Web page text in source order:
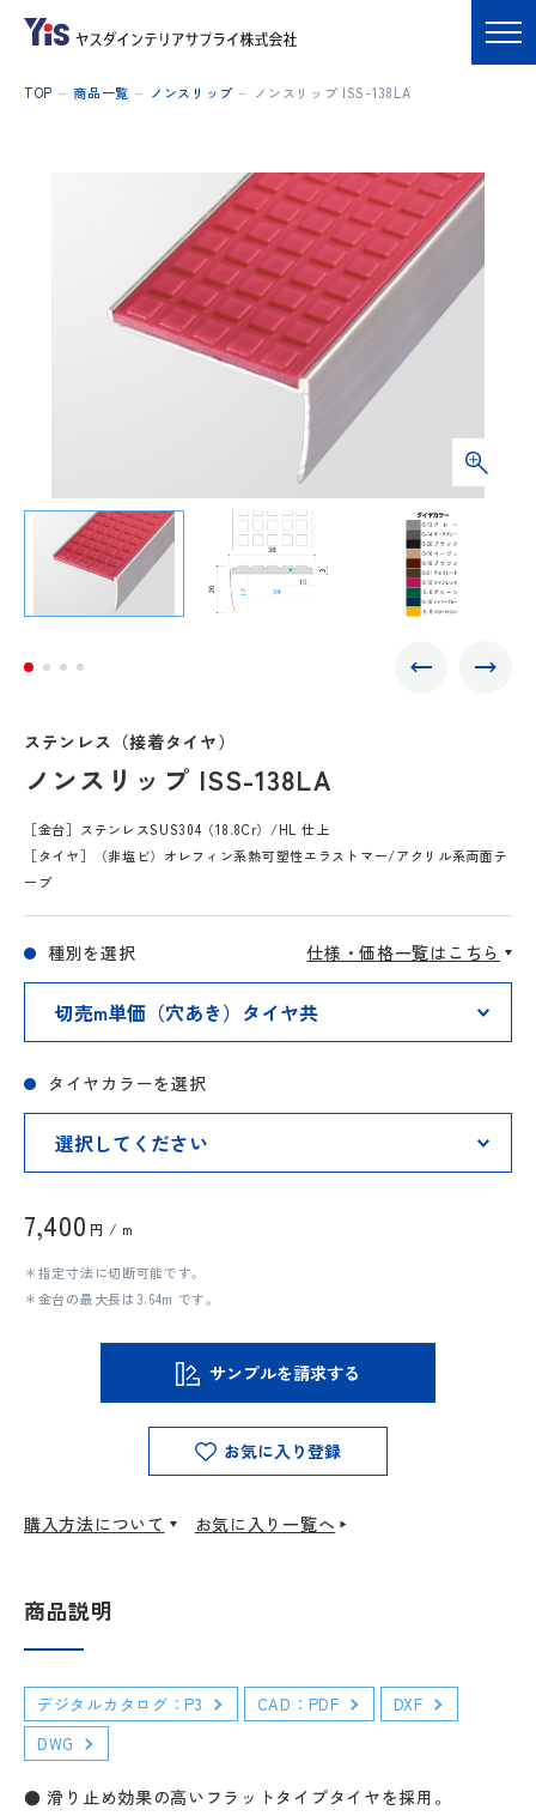
TOP 商品一覧 ノンスリップ ノンスリップ ISS-138LA
ステンレス（接着タイヤ）
ノンスリップ ISS-138LA
［金台］ステンレスSUS304（18.8Cr）/HL 仕上
［タイヤ］（非塩ビ）オレフィン系熱可塑性エラストマー/アクリル系両面テ
ープ
仕様・価格一覧はこちら
種別を選択
タイヤカラーを選択
7,400 円 / m
＊指定寸法に切断可能です。
＊金台の最大長は3.64m です。
サンプルを請求する
お気に入り登録
購入方法について お気に入り一覧へ
商品説明
デジタルカタログ：P3 CAD：PDF
DXF
DWG
● 滑り止め効果の高いフラットタイプタイヤを採用。